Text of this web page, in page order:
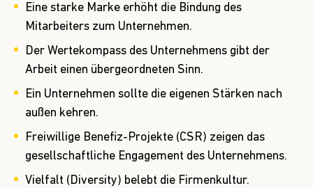
Eine starke Marke erhöht die Bindung des
Mitarbeiters zum Unternehmen.
Der Wertekompass des Unternehmens gibt der
Arbeit einen übergeordneten Sinn.
Ein Unternehmen sollte die eigenen Stärken nach
außen kehren.
Freiwillige Benefiz-Projekte (CSR) zeigen das
gesellschaftliche Engagement des Unternehmens.
Vielfalt (Diversity) belebt die Firmenkultur.